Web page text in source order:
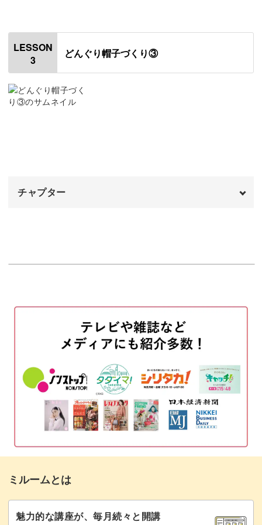
子供の成長ごとに編み直しができる、手作りのどんぐり帽
子。
お子様に手作りのアイテムを作りたい方にぴったりの講座
です！
はじめに
長編みで9〜11段目を編む
長編みで12〜15段目を編む
LESSON
3
どんぐり帽子づくり③
チャプター
増減なしで20〜23段目を編む
細編みで帽子のかぶり口を編む
糸の処理をする 17:22
完成♪
ミルームとは
魅力的な講座が、毎月続々と開講